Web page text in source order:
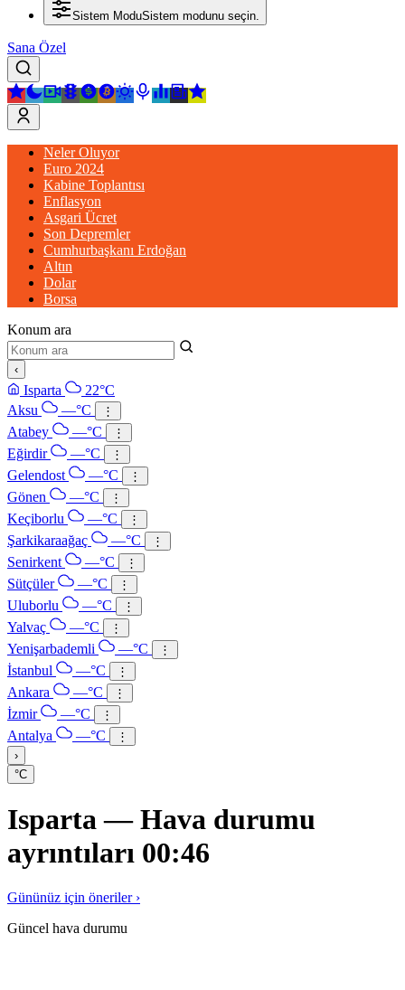
Sistem ModuSistem modunu seçin.
Sana Özel
Neler Oluyor
Euro 2024
Kabine Toplantısı
Enflasyon
Asgari Ücret
Son Depremler
Cumhurbaşkanı Erdoğan
Altın
Dolar
Borsa
Konum ara
‹
Isparta
22°C
Aksu
—°C ⋮
Atabey —°C ⋮
Eğirdir —°C ⋮
Gelendost —°C ⋮
Gönen —°C ⋮
Keçiborlu —°C ⋮
Şarkikaraağaç —°C ⋮
Senirkent —°C ⋮
Sütçüler —°C ⋮
Uluborlu —°C ⋮
Yalvaç —°C ⋮
Yenişarbademli —°C ⋮
İstanbul —°C ⋮
Ankara —°C ⋮
İzmir —°C ⋮
Antalya —°C
⋮
›
°C
Isparta — Hava durumu
ayrıntıları 00:46
Gününüz için öneriler ›
Güncel hava durumu